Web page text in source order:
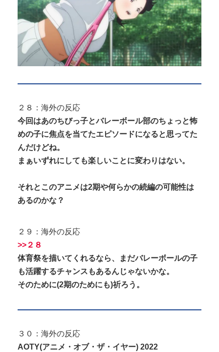
２８：海外の反応
今回はあのちびっ子とバレーボール部のちょっと怖
めの子に焦点を当てたエピソードになると思ってた
んだけどね。
まぁいずれにしても楽しいことに変わりはない。
それとこのアニメは2期や何らかの続編の可能性は
あるのかな？
２９：海外の反応
>>２８
体育祭を描いてくれるなら、まだバレーボールの子
も活躍するチャンスもあるんじゃないかな。
そのために(2期のためにも)祈ろう。
３０：海外の反応
AOTY(アニメ・オブ・ザ・イヤー) 2022